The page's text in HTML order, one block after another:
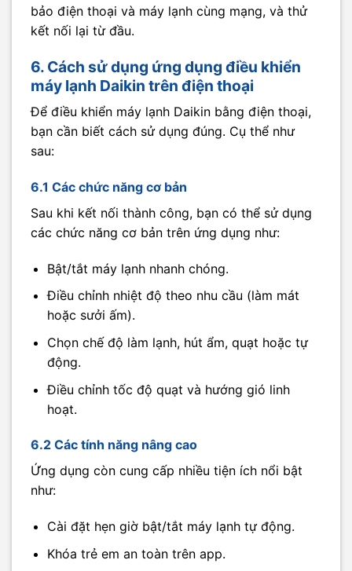
bảo điện thoại và máy lạnh cùng mạng, và thử
kết nối lại từ đầu.
6. Cách sử dụng ứng dụng điều khiển
máy lạnh Daikin trên điện thoại
Để điều khiển máy lạnh Daikin bằng điện thoại,
bạn cần biết cách sử dụng đúng. Cụ thể như
sau:
6.1 Các chức năng cơ bản
Sau khi kết nối thành công, bạn có thể sử dụng
các chức năng cơ bản trên ứng dụng như:
Bật/tắt máy lạnh nhanh chóng.
Điều chỉnh nhiệt độ theo nhu cầu (làm mát
hoặc sưởi ấm).
Chọn chế độ làm lạnh, hút ẩm, quạt hoặc tự
động.
Điều chỉnh tốc độ quạt và hướng gió linh
hoạt.
6.2 Các tính năng nâng cao
Ứng dụng còn cung cấp nhiều tiện ích nổi bật
như:
Cài đặt hẹn giờ bật/tắt máy lạnh tự động.
Khóa trẻ em an toàn trên app.